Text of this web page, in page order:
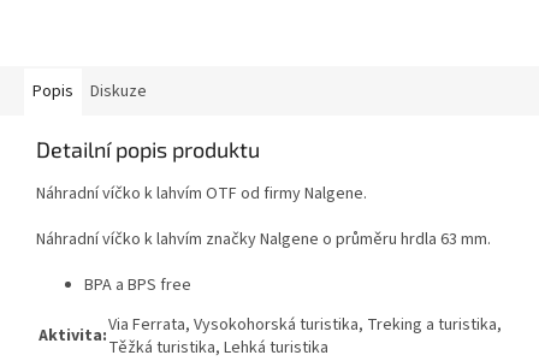
Popis Diskuze
Detailní popis produktu
Náhradní víčko k lahvím OTF od firmy Nalgene.
Náhradní víčko k lahvím značky Nalgene o průměru hrdla 63 mm.
BPA a BPS free
Aktivita:Via Ferrata, Vysokohorská turistika, Treking a turistika,
Těžká turistika, Lehká turistika